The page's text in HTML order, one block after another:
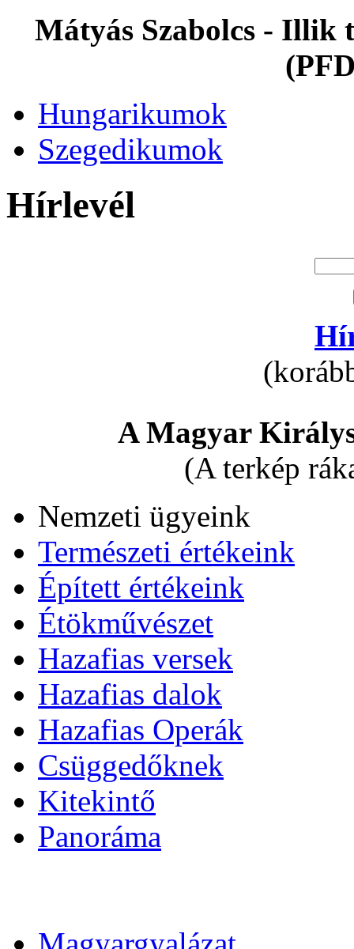
Mátyás Szabolcs - Illik
Hungarikumok
Szegedikumok
Hírlevél
A Magyar
(A terkép
Nemzeti ügyeink
Természeti értékeink
Épített értékeink
Étökművészet
Hazafias versek
Hazafias dalok
Hazafias Operák
Csüggedőknek
Kitekintő
Panoráma